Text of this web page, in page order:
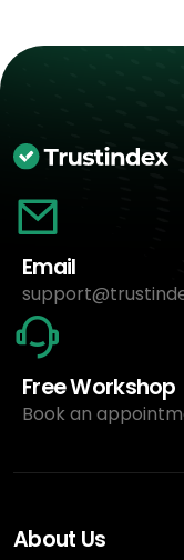
Email
Free Workshop
Book an
About Us